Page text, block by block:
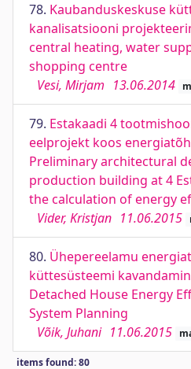
78. Kaubanduskeskuse
kanalisatsiooni
central heating, water
shopping centre
Vesi, Mirjam 13.06.2014
79. Estakaadi 4
eelprojekt koos
Preliminary architectural
production building at 4
the calculation of energy
Vider, Kristjan 11.06.2015
80. Ühepereelamu
küttesüsteemi
Detached House Energy
System Planning
Võik, Juhani 11.06.2015
items found: 80